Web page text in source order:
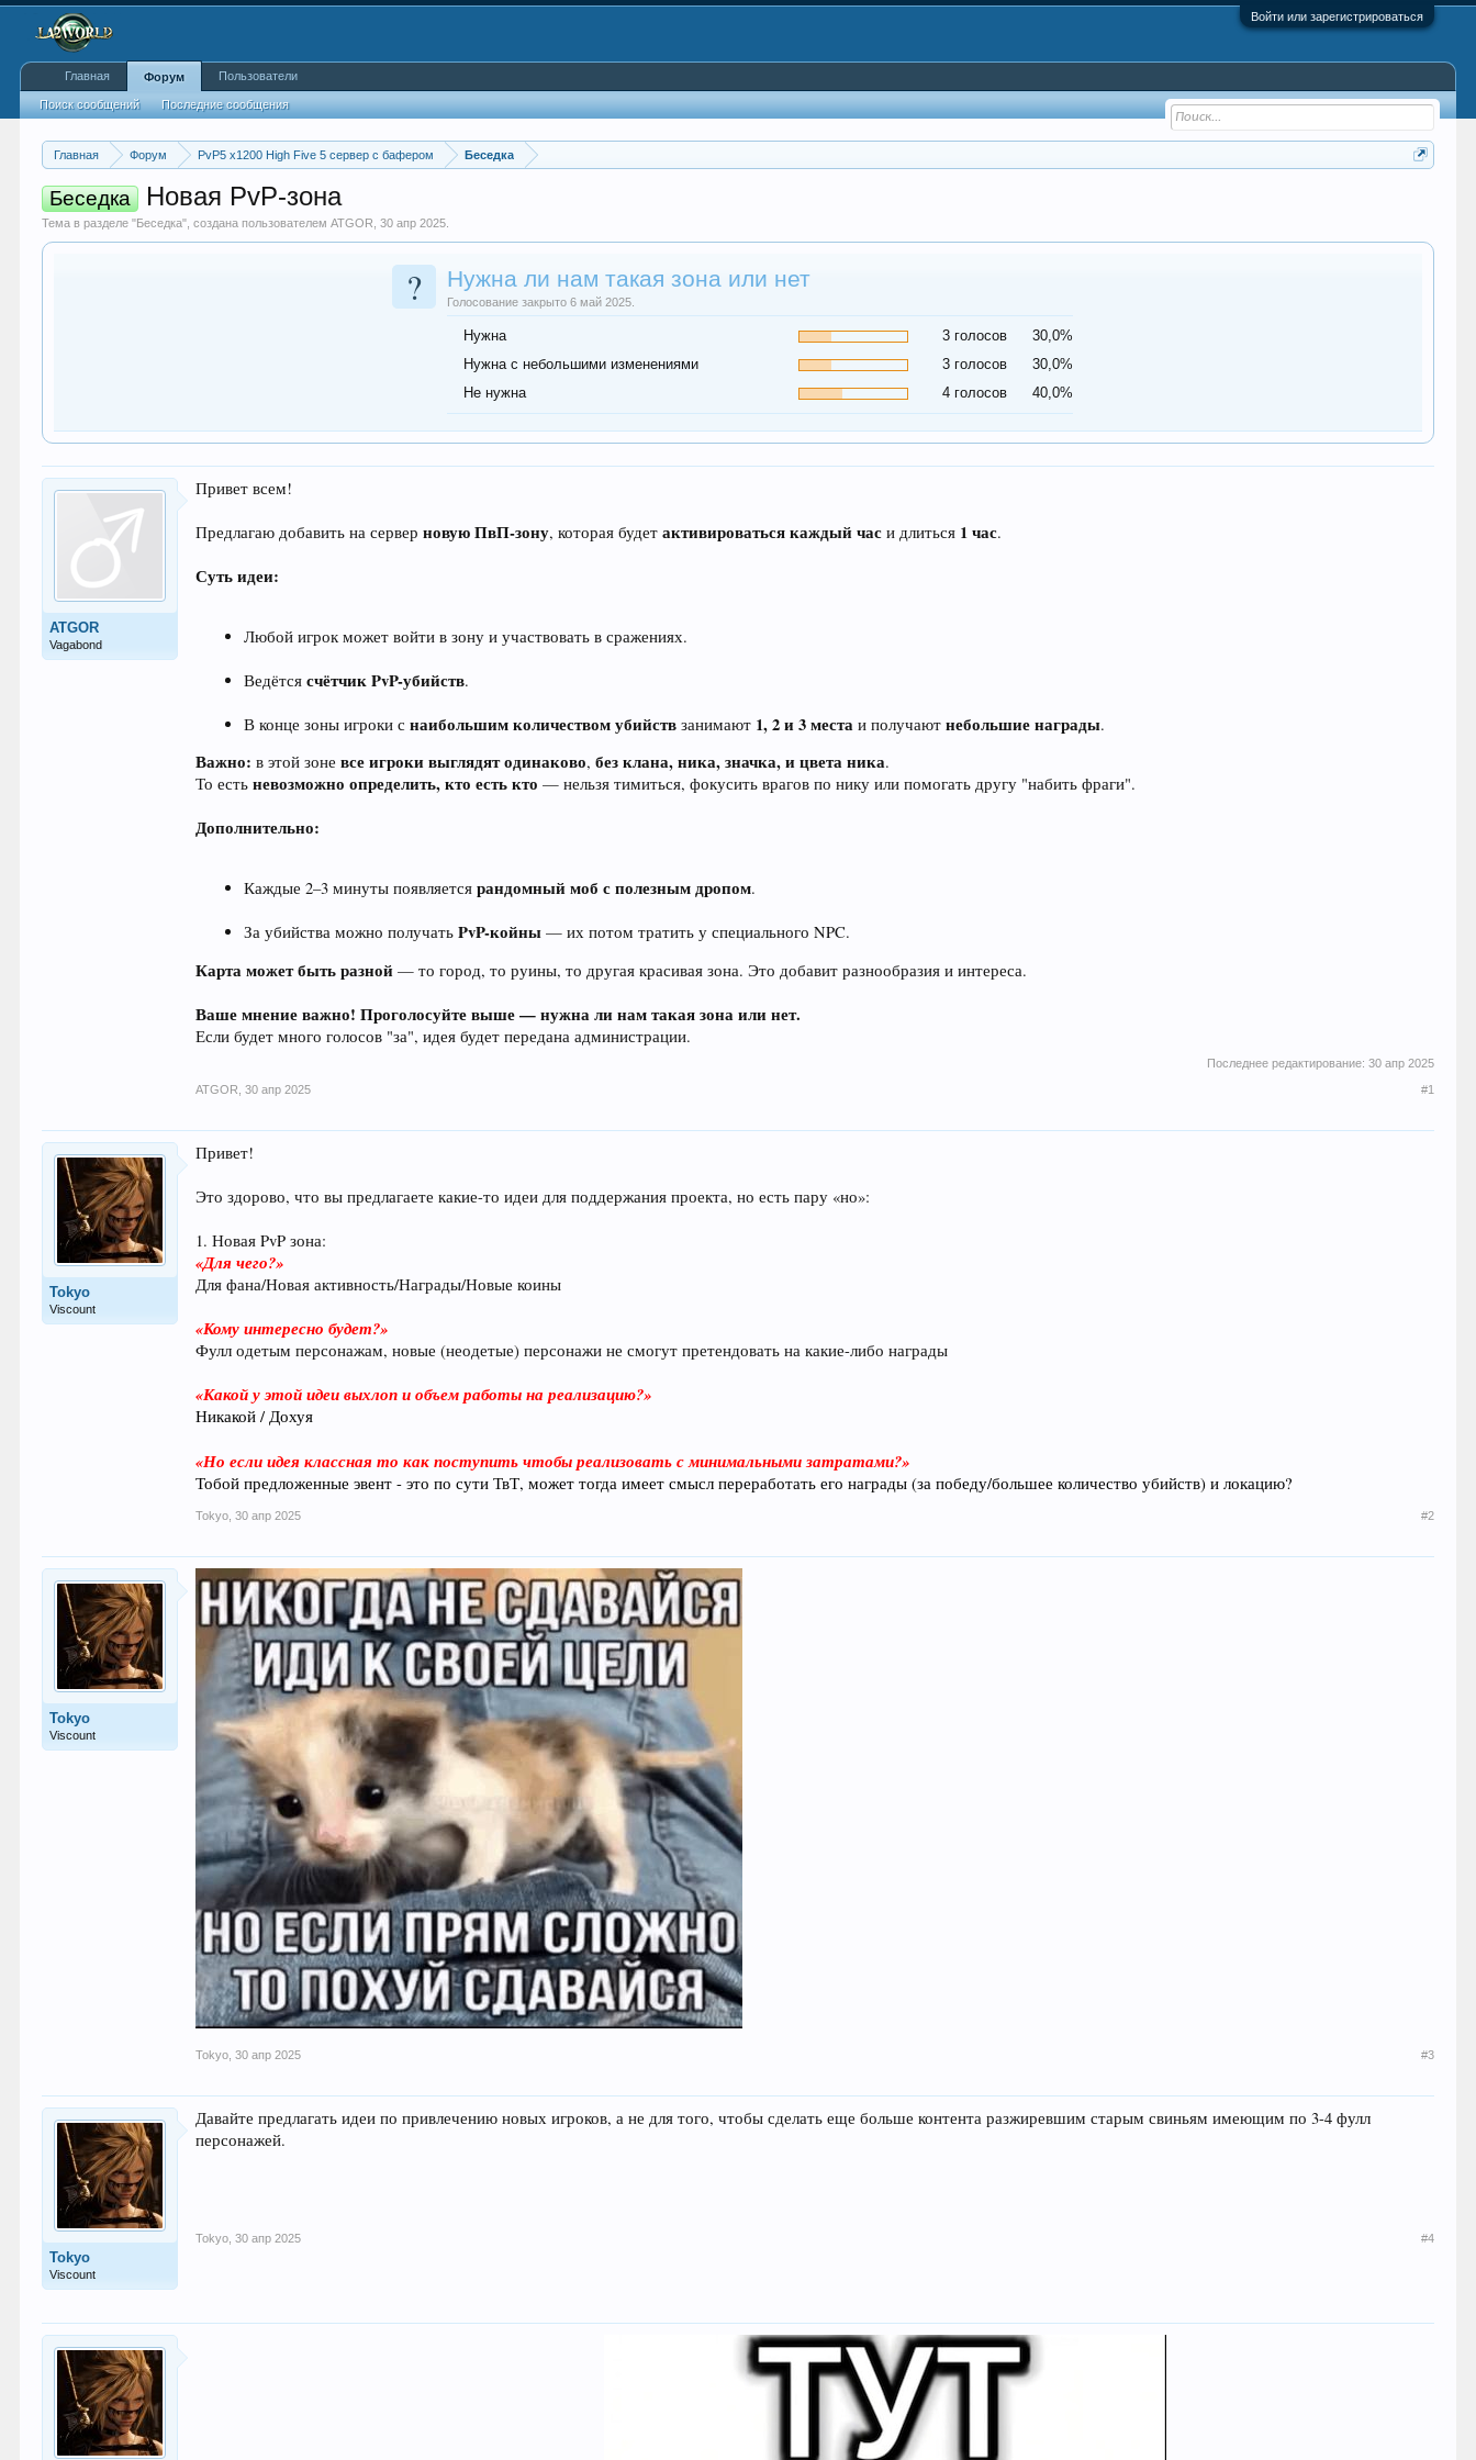
Войти или зарегистрироваться
Главная Форум PvP5 x1200 High Five 5 сервер с бафером Беседка
Беседка Новая PvP-зона
Тема в разделе "Беседка", создана пользователемATGOR ,30 апр 2025
? Нужна ли нам такая зона или нет
Голосование закрыто 6 май 2025.
Нужна 3 голосов
30,0%
Нужна с небольшими изменениями
3 голосов
30,0%
Не нужна
4 голосов 40,0%
ATGOR
Vagabond
Привет всем!
Предлагаю добавить на серверновую ПвП-зону, которая будетактивироваться каждый час и длиться 1 час.
Суть идеи:
Любой игрок может войти в зону и участвовать в сражениях.
Ведётсясчётчик PvP-убийств.
В конце зоны игроки снаибольшим количеством убийств занимают 1, 2 и 3 места и получаютнебольшие награды.
Важно: в этой зоневсе игроки выглядят одинаково,без клана, ника, значка, и цвета ника.
То естьневозможно определить, кто есть кто — нельзя тимиться, фокусить врагов по нику или помогать другу "набить фраги".
Дополнительно:
Каждые 2–3 минуты появляетсярандомный моб с полезным дропом.
За убийства можно получатьPvP-койны — их потом тратить у специального NPC.
Карта может быть разной — то город, то руины, то другая красивая зона. Это добавит разнообразия и интереса.
Ваше мнение важно! Проголосуйте выше — нужна ли нам такая зона или нет.
Если будет много голосов "за", идея будет передана администрации.
Последнее редактирование: 30 апр 2025
ATGOR
30 апр 2025 #1
Tokyo
Viscount
Привет!
Это здорово, что вы предлагаете какие-то идеи для поддержания проекта, но есть пару «но»:
1. Новая PvP зона:
«Для чего?»
Для фана/Новая активность/Награды/Новые коины
«Кому интересно будет?»
Фулл одетым персонажам, новые (неодетые) персонажи не смогут претендовать на какие-либо награды
«Какой у этой идеи выхлоп и объем работы на реализацию?»
Никакой / Дохуя
«Но если идея классная то как поступить чтобы реализовать с минимальными затратами?»
Тобой предложенные эвент - это по сути ТвТ, может тогда имеет смысл переработать его награды (за победу/большее количество убийств) и локацию?
Tokyo 30 апр 2025 #2
Tokyo
Viscount
Tokyo 30 апр 2025 #3
Tokyo
Viscount
Давайте предлагать идеи по привлечению новых игроков, а не для того, чтобы сделать еще больше контента разжиревшим старым свиньям имеющим по 3-4 фулл
персонажей.
Tokyo 30 апр 2025 #4
Главная Форум
Поиск сообщений Последние сообщения
Пользователи